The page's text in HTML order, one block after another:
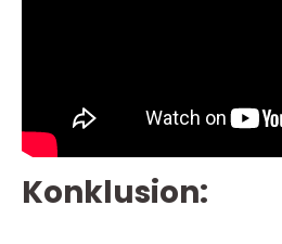
Konklusion: